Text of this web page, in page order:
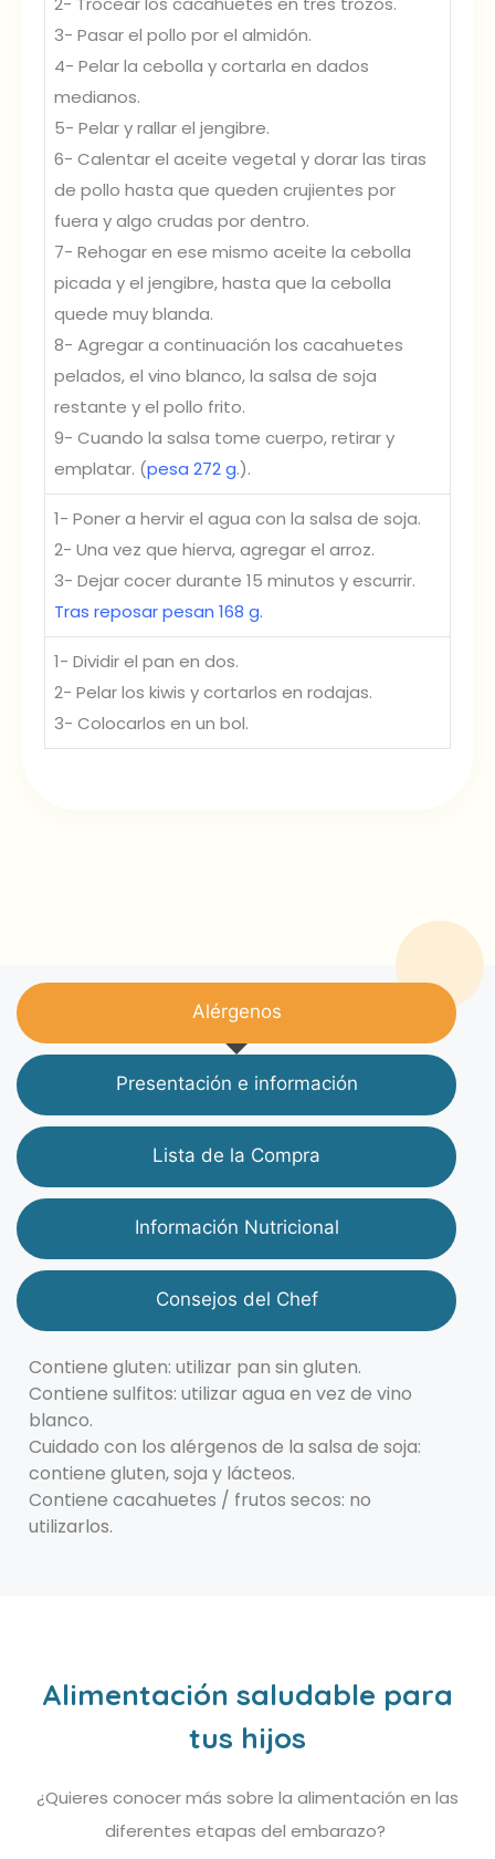
3- Pasar el pollo por el almidón.
4- Pelar la cebolla y cortarla en dados
medianos.
5- Pelar y rallar el jengibre.
6- Calentar el aceite vegetal y dorar las tiras
de pollo hasta que queden crujientes por
fuera y algo crudas por dentro.
7- Rehogar en ese mismo aceite la cebolla
picada y el jengibre, hasta que la cebolla
quede muy blanda.
8- Agregar a continuación los cacahuetes
pelados, el vino blanco, la salsa de soja
restante y el pollo frito.
9- Cuando la salsa tome cuerpo, retirar y
emplatar. (pesa 272 g.).
1- Poner a hervir el agua con la salsa de soja.
2- Una vez que hierva, agregar el arroz.
3- Dejar cocer durante 15 minutos y escurrir.
Tras reposar pesan 168 g.
1- Dividir el pan en dos.
2- Pelar los kiwis y cortarlos en rodajas.
3- Colocarlos en un bol.
Alérgenos
Presentación e información
Lista de la Compra
Información Nutricional
Consejos del Chef
Contiene gluten: utilizar pan sin gluten.
Contiene sulfitos: utilizar agua en vez de vino
blanco.
Cuidado con los alérgenos de la salsa de soja:
contiene gluten, soja y lácteos.
Contiene cacahuetes / frutos secos: no
utilizarlos.
Alimentación saludable para
tus hijos
¿Quieres conocer más sobre la alimentación en las
diferentes etapas del embarazo?